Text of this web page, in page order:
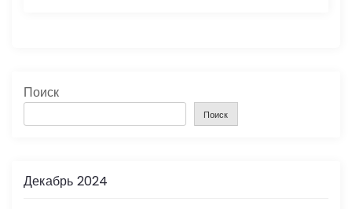
Поиск
Поиск
Декабрь 2024